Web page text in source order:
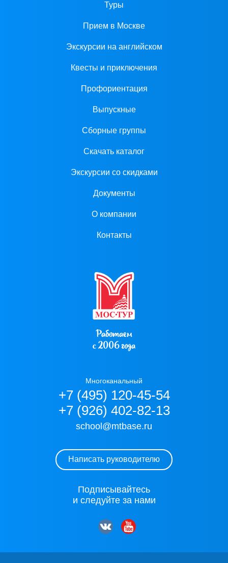
Туры
Прием в Москве
Экскурсии на английском
Квесты и приключения
Профориентация
Выпускные
Сборные группы
Скачать каталог
Экскурсии со скидками
Документы
О компании
Контакты
Работаем
с 2006 года
Многоканальный
+7 (495) 120-45-54
+7 (926) 402-82-13
school@mtbase.ru
Написать руководителю
Подписывайтесь
и следуйте за нами